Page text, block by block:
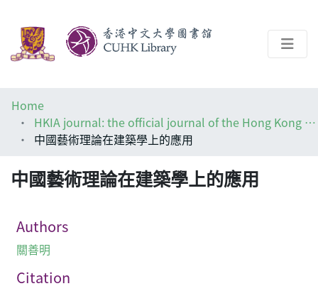
Help
Architecture Library
Home
HKIA journal: the official journal of the Hong Kong Institute of Architects (香港建築師學報)
中國藝術理論在建築學上的應用
中國藝術理論在建築學上的應用
Authors
關善明
Citation